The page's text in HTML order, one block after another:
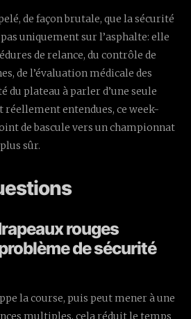
de façon brutale, que la sécurité
uniquement sur l’asphalte: elle
de relance, du contrôle de
de l’évaluation médicale des
du plateau à parler d’une seule
réellement entendues, ce week-
de bascule vers un championnat
sûr.
rouges
de sécurité
la course, puis peut mener à une